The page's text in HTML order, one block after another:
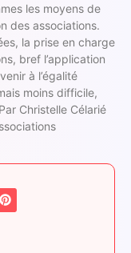
les moyens de
des associations.
la prise en charge
bref l’application
à l’égalité
moins difficile,
Christelle Célarié